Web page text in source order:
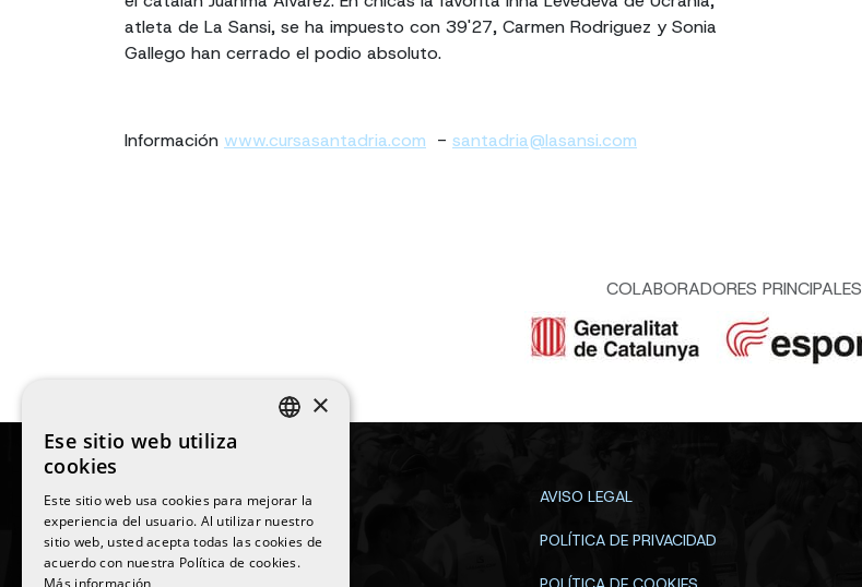
atleta de La Sansi, se ha impuesto con 39'27, Carmen Rodriguez y Sonia
Gallego han cerrado el podio absoluto.
Información www.cursasantadria.com - santadria@lasansi.com
COLABORADORES PRINCIPALES
©2026 La Sansi
AVISO LEGAL
POLÍTICA DE PRIVACIDAD
CATALAN
×
Ese sitio web utiliza
cookies
Este sitio web usa cookies para mejorar la
experiencia del usuario. Al utilizar nuestro
sitio web, usted acepta todas las cookies de
acuerdo con nuestra Política de cookies.
Más información